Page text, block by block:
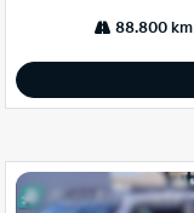
88.800 km